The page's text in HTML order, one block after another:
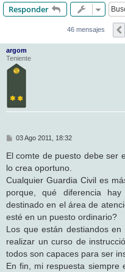
Responder
46 mensajes
argom
Teniente
M
n
s
a
e
03 Ago 2011, 18:32
El comte de puesto debe ser
lo crea oportuno.
Cualquier Guardia Civil es
porque, qué diferencia
destinado en el área de
esté en un puesto ordinario?
Los que están destiandos en
realizar un curso de
todos son capaces para ser
En fin, mi respuesta